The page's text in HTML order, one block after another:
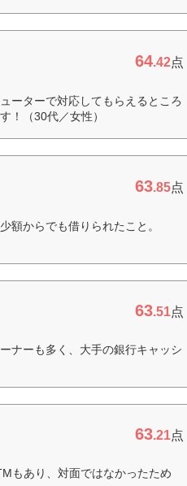
64.42点
ーターで対応してもらえるところ
！（30代／女性）
63.85点
額からでも借りられたこと。
63.51点
ナーも多く、大手の銀行キャッシ
63.21点
もあり、対面ではなかったため